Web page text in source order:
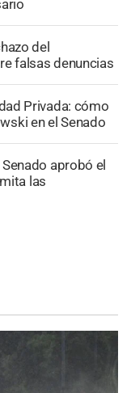
del
falsas denuncias
Privada: cómo
en el Senado
Senado aprobó el
las